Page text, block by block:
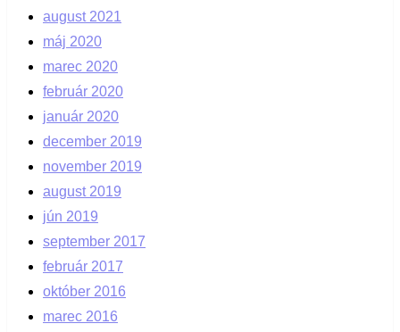
august 2021
máj 2020
marec 2020
február 2020
január 2020
december 2019
november 2019
august 2019
jún 2019
september 2017
február 2017
október 2016
marec 2016